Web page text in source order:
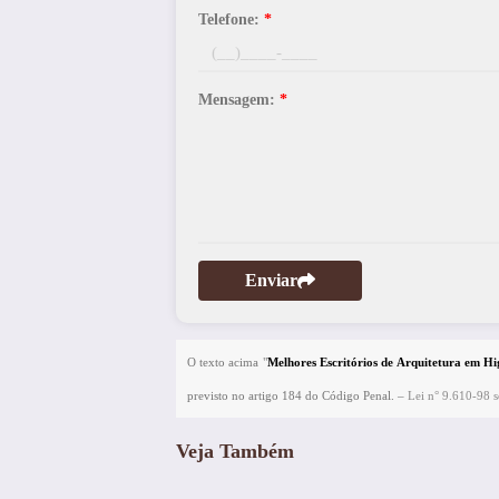
Telefone: *
Mensagem: *
Enviar
O texto acima "Melhores Escritórios de Arquitetura em
previsto no artigo 184 do Código Penal. – Lei n° 9.610-98
Veja Também